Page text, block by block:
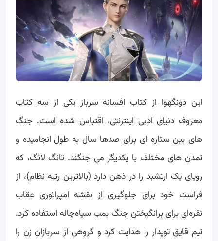
این دونگهوا از کتاب افسانه سرباز یکی از سه کتاب
معروف دنیای ادبی اینترنتی، اقتباس شده است. جنگ
های بین ستاره ای برای صدها سال به طول انجامیده و
تمدن های مختلف با یکدیگر می جنگند. تانگ لانگ، که
رویای یک ارتشبد را در ذهن دارد (بالاترین رتبه نظام)، از
فراست خود برای جلوگیری از نقشه امپراتوری عقاب
نقره‌ای برای برانگیختن جنگ بمب سیاه‌چاله استفاده کرد.
تیم قایق توپدار را هدایت کرد و گروهی از سربازان زن را